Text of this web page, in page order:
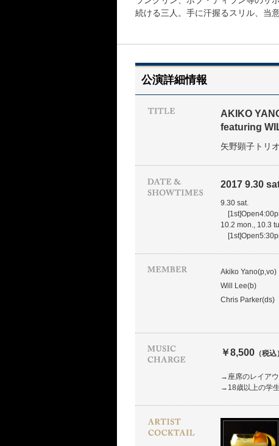
続ける三人。手に汗握るスリル、当
公演詳細情報
AKIKO
featuring
矢野顕子トリ
2017 9.30
9.30 sat.
10.2 mon., 10.3
Akiko Yano(p,vo)
Will Lee(b)
Chris Parker(ds)
￥8,500 （税込）
→座席のレイア
→18歳以上の学